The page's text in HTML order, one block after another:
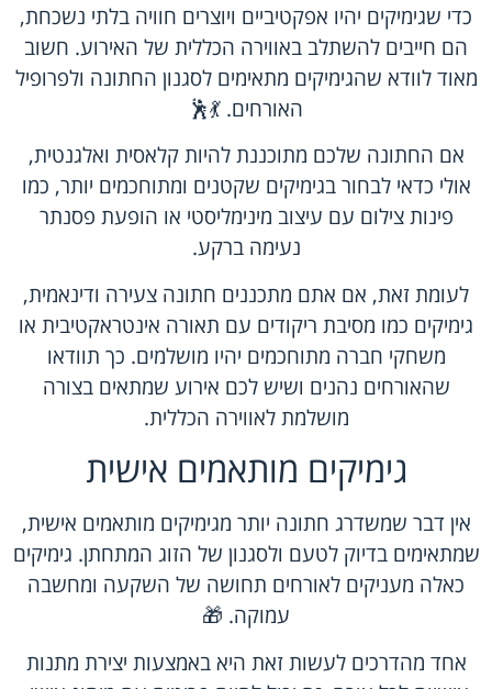
כדי שגימיקים יהיו אפקטיביים ויוצרים חוויה בלתי נשכחת,
הם חייבים להשתלב באווירה הכללית של האירוע. חשוב
מאוד לוודא שהגימיקים מתאימים לסגנון החתונה ולפרופיל
האורחים. 💃🕺
אם החתונה שלכם מתוכננת להיות קלאסית ואלגנטית,
אולי כדאי לבחור בגימיקים שקטנים ומתוחכמים יותר, כמו
פינות צילום עם עיצוב מינימליסטי או הופעת פסנתר
נעימה ברקע.
לעומת זאת, אם אתם מתכננים חתונה צעירה ודינאמית,
גימיקים כמו מסיבת ריקודים עם תאורה אינטראקטיבית או
משחקי חברה מתוחכמים יהיו מושלמים. כך תוודאו
שהאורחים נהנים ושיש לכם אירוע שמתאים בצורה
מושלמת לאווירה הכללית.
גימיקים מותאמים אישית
אין דבר שמשדרג חתונה יותר מגימיקים מותאמים אישית,
שמתאימים בדיוק לטעם ולסגנון של הזוג המתחתן. גימיקים
כאלה מעניקים לאורחים תחושה של השקעה ומחשבה
עמוקה. 🎁
אחד מהדרכים לעשות זאת היא באמצעות יצירת מתנות